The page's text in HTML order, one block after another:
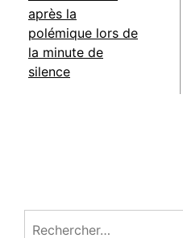
après la
polémique lors de
la minute de
silence